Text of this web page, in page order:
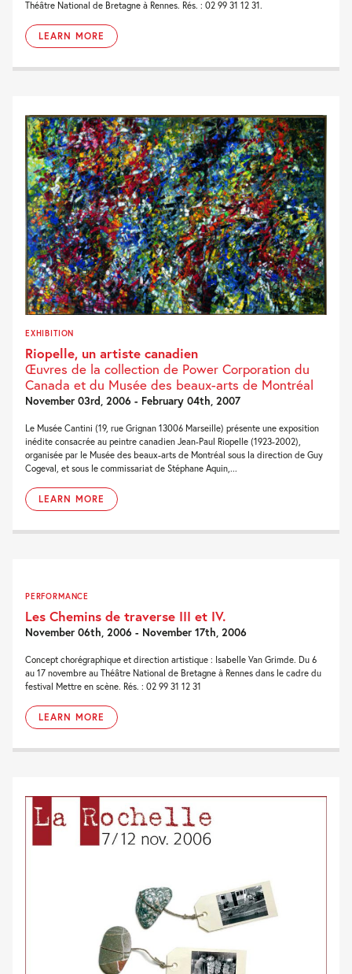
Théâtre National de Bretagne à Rennes. Rés. : 02 99 31 12 31.
LEARN MORE
EXHIBITION
Riopelle, un artiste canadien
Œuvres de la collection de Power Corporation du
Canada et du Musée des beaux-arts de Montréal
November 03rd, 2006 - February 04th, 2007
Le Musée Cantini (19, rue Grignan 13006 Marseille) présente une exposition
inédite consacrée au peintre canadien Jean-Paul Riopelle (1923-2002),
organisée par le Musée des beaux-arts de Montréal sous la direction de Guy
Cogeval, et sous le commissariat de Stéphane Aquin,...
LEARN MORE
PERFORMANCE
Les Chemins de traverse III et IV.
November 06th, 2006 - November 17th, 2006
Concept chorégraphique et direction artistique : Isabelle Van Grimde. Du 6
au 17 novembre au Théâtre National de Bretagne à Rennes dans le cadre du
festival Mettre en scène. Rés. : 02 99 31 12 31
LEARN MORE